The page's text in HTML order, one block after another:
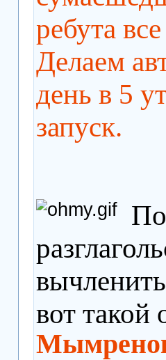
ребута
Делаем
день в 5
запуск.
вот